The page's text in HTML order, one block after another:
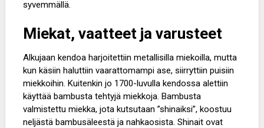
syvemmällä.
Miekat, vaatteet ja varusteet
Alkujaan kendoa harjoitettiin metallisilla miekoilla, mutta
kun käsiin haluttiin vaarattomampi ase, siirryttiin puisiin
miekkoihin. Kuitenkin jo 1700-luvulla kendossa alettiin
käyttää bambusta tehtyjä miekkoja. Bambusta
valmistettu miekka, jota kutsutaan ”shinaiksi”, koostuu
neljästä bambusäleestä ja nahkaosista. Shinait ovat